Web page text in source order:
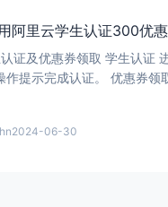
阿里云学生认证300优
学生认证 进行学生认证前，您需要先完成账号的个人实名认证。 完成个人实名认证后进入阿里云-学生认证页面，进行学生认证，
2024-06-30